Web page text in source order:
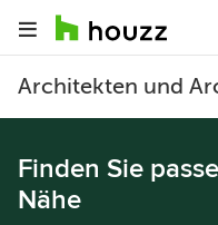
Architekten und
Finden Sie
Nähe